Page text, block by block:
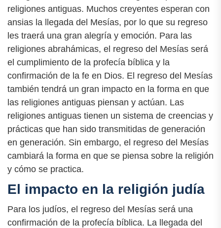
religiones antiguas. Muchos creyentes esperan con
ansias la llegada del Mesías, por lo que su regreso
les traerá una gran alegría y emoción. Para las
religiones abrahámicas, el regreso del Mesías será
el cumplimiento de la profecía bíblica y la
confirmación de la fe en Dios. El regreso del Mesías
también tendrá un gran impacto en la forma en que
las religiones antiguas piensan y actúan. Las
religiones antiguas tienen un sistema de creencias y
prácticas que han sido transmitidas de generación
en generación. Sin embargo, el regreso del Mesías
cambiará la forma en que se piensa sobre la religión
y cómo se practica.
El impacto en la religión judía
Para los judíos, el regreso del Mesías será una
confirmación de la profecía bíblica. La llegada del